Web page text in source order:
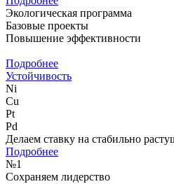
Экологическая программа
Базовые проекты
Повышение эффективности
Подробнее
Устойчивость
Ni
Cu
Pt
Pd
Делаем ставку на стабильно
Подробнее
№1
Сохраняем лидерство